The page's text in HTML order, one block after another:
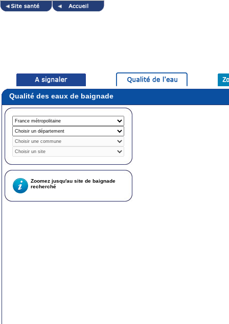
Qualité des eaux de baignade
Zoomez jusqu'au site de baignade
recherché